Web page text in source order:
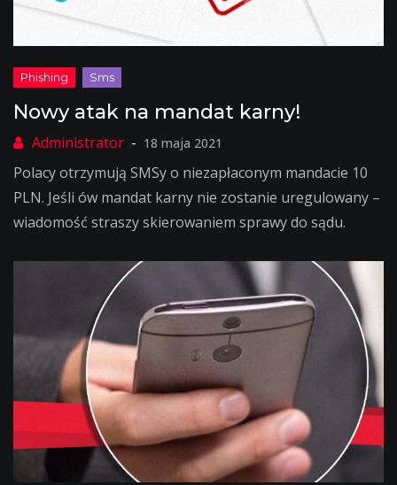
Nowy atak na mandat karny!
18 maja 2021
Polacy otrzymują SMSy o niezapłaconym mandacie 10
PLN. Jeśli ów mandat karny nie zostanie uregulowany –
wiadomość straszy skierowaniem sprawy do sądu.